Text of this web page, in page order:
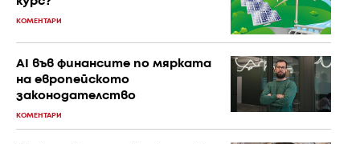
КОМЕНТАРИ
AI във финансите по мярката
на европейското
законодателство
КОМЕНТАРИ